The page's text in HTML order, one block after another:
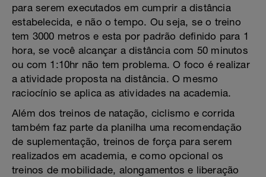
para serem executados em cumprir a distância
estabelecida, e não o tempo. Ou seja, se o treino
tem 3000 metros e esta por padrão definido para 1
hora, se você alcançar a distância com 50 minutos
ou com 1:10hr não tem problema. O foco é realizar
a atividade proposta na distância. O mesmo
raciocínio se aplica as atividades na academia.
Além dos treinos de natação, ciclismo e corrida
também faz parte da planilha uma recomendação
de suplementação, treinos de força para serem
realizados em academia, e como opcional os
treinos de mobilidade, alongamentos e liberação